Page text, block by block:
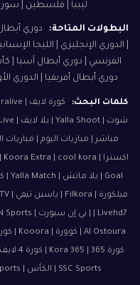
ليبيا | فلسطين |
البطولات المتاحة:
دوري
| الدوري الإنجليزي | الليجا
الفرنسي | دوري أبطال آسيا |
دوري أبطال أفريقيا | الدوري
كلمات البحث:
SSC Sports | الكأس | AlKass | On Time Sports | أبوظبي الرياضية